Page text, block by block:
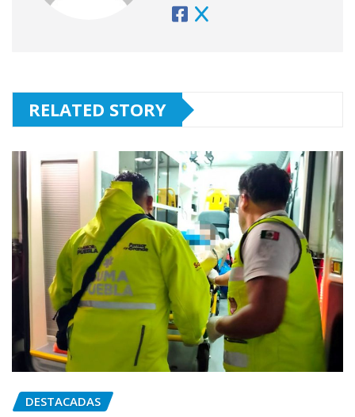
RELATED STORY
DESTACADAS